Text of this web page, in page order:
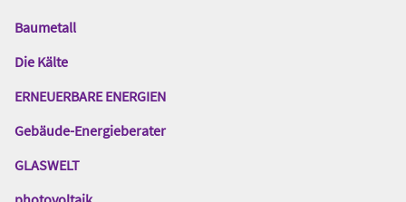
Das
Gentner
Baumetall
Die Kälte
ERNEUERBARE ENERGIEN
Gebäude-Energieberater
GLASWELT